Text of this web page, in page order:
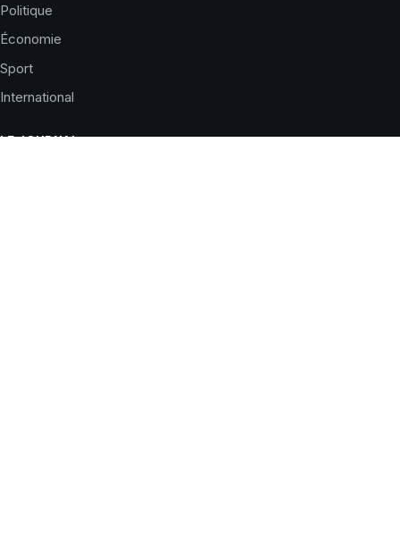
Politique
Économie
Sport
International
LE JOURNAL